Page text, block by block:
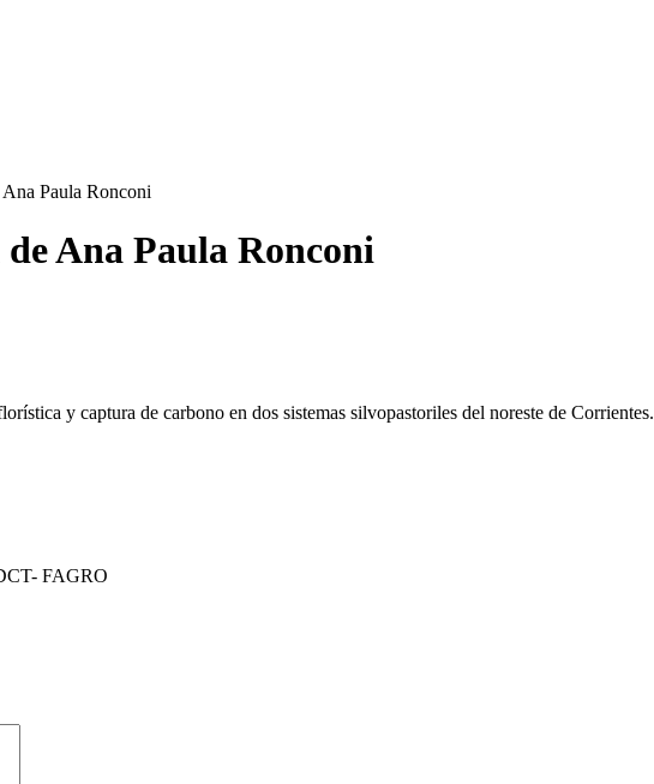
Paula Ronconi
Ana Paula Ronconi
y captura de carbono en dos sistemas silvopastoriles del noreste de Corrientes.
FAGRO